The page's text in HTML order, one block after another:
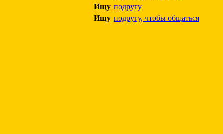
Ищу подругу
Ищу подругу, чтобы общаться